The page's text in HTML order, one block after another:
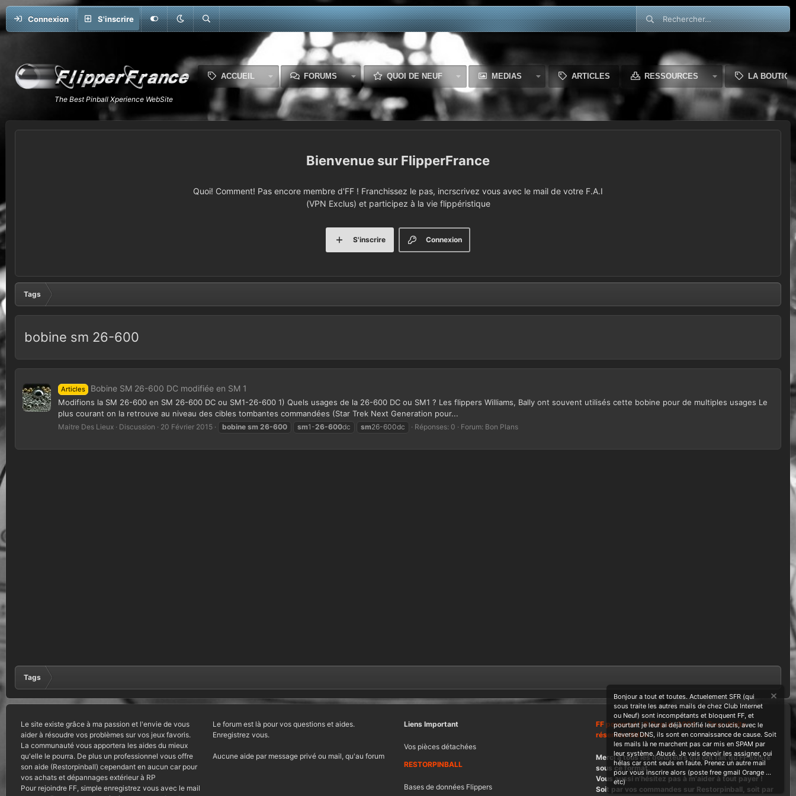
Connexion S'inscrire
ACCUEIL FORUMS QUOI DE NEUF MEDIAS ARTICLES RESSOURCES LA
FlipperFrance
Quoi! Comment! Pas encore membre d'FF ! Franchissez le pas, incrscrivez vous avec le mail de votre F.A.I
(VPN Exclus) et participez à la vie flippéristique
Connexion
S'inscrire
Tags
bobine sm 26-600
Articles Bobine SM 26-600 DC modifiée en SM 1
Modifions la SM 26-600 en SM 26-600 DC ou SM1-26-600 1) Quels usages de la 26-600 DC ou SM1 ? Les flippers Williams, Bally ont souvent utilisés cette bobine pour de multiples usages Le
plus courant on la retrouve au niveau des cibles tombantes commandées (Star Trek Next Generation pour...
Maitre Des Lieux Discussion 20 Février 2015 bobine sm 26-600 sm1-26-600dc sm26-600dc Réponses: 0 Forum: Bon Plans
Tags
Le site existe grâce à ma passion et l'envie de vous
aider à résoudre vos problèmes sur vos jeux favoris.
La communauté vous apportera les aides du mieux
qu'elle le pourra. De plus un professionnel vous offre
son aide (Restorpinball) cependant en aucun car pour
vos achats et dépannages extérieur à RP
Pour rejoindre FF, simple enregistrez vous avec le mail
Le forum est là pour vos questions et aides.
Enregistrez vous.
Aucune aide par message privé ou mail, qu'au forum
Liens Important
Vos pièces détachées
RESTORPINBALL
Bases de données Flippers
FF powered ! © Depuis 2004 ....Tous droits
réservés Wdes
Merci à tous les donateurs qui ont fait qu'FF existe
sous ce format.
Vous aussi n'hésitez pas à m'aider à tout payer !
Soit par vos commandes sur Restorpinball, soit par
Bonjour a tout et toutes. Actuelement SFR (qui
sous traite les autres mails de chez Club Internet
ou Neuf) sont incompétants et bloquent FF, et
pourtant je leur ai déjà notifié leur soucis, avec le
Reverse DNS, ils sont en connaissance de cause. Soit
les mails là ne marchent pas car mis en SPAM par
leur système. Abusé. Je vais devoir les assigner, oui
hélas car sont seuls en faute. Prenez un autre mail
pour vous inscrire alors (poste free gmail Orange ...
etc)